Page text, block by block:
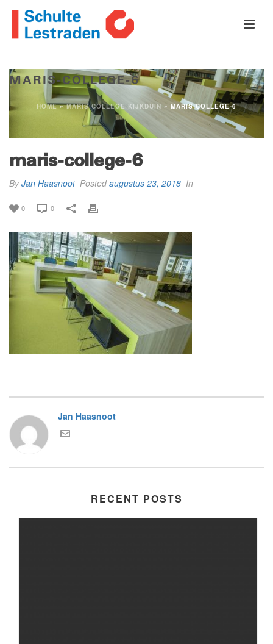
MARIS-COLLEGE-6
HOME»MARIS COLLEGE KIJKDUIN » MARIS-COLLEGE-6
maris-college-6
ByJan Haasnoot Postedaugustus 23, 2018 In
0 0
Jan Haasnoot
RECENT POSTS